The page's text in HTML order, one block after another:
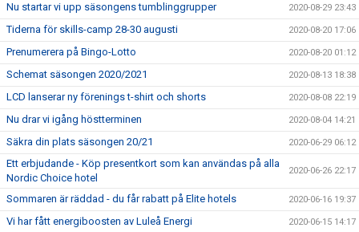
Nu startar vi upp säsongens tumblinggrupper 2020-08-29 23:43
Tiderna för skills-camp 28-30 augusti 2020-08-20 17:06
Prenumerera på Bingo-Lotto 2020-08-20 01:12
Schemat säsongen 2020/2021 2020-08-13 18:38
LCD lanserar ny förenings t-shirt och shorts 2020-08-08 22:19
Nu drar vi igång höstterminen 2020-08-04 14:21
Säkra din plats säsongen 20/21 2020-06-29 06:12
Ett erbjudande - Köp presentkort som kan användas på alla
Nordic Choice hotel
2020-06-26 22:17
Sommaren är räddad - du får rabatt på Elite hotels 2020-06-16 19:37
Vi har fått energiboosten av Luleå Energi 2020-06-15 14:17